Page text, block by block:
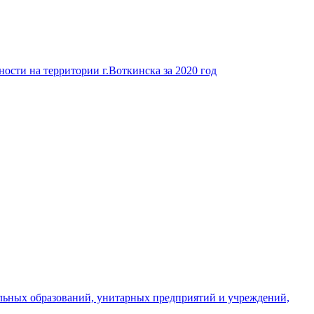
на территории г.Воткинска за 2020 год
образований, унитарных предприятий и учреждений,